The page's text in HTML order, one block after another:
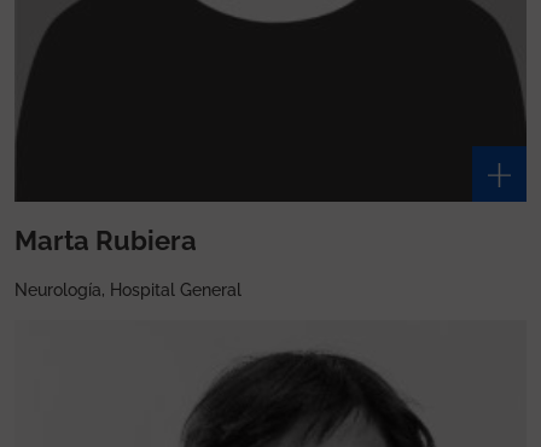
Marta Rubiera
Neurología, Hospital General